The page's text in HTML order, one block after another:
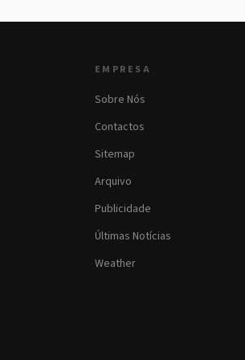
EMPRESA
Sobre Nós
Contactos
Sitemap
Arquivo
Publicidade
Últimas Notícias
Weather